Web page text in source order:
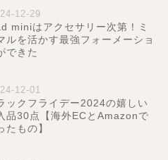
12-29
miniはアクセサリー次第！ミ
ルを活かす最強フォーメーショ
できた
12-01
ックフライデー2024の嬉しい
品30点【海外ECとAmazonで
たもの】